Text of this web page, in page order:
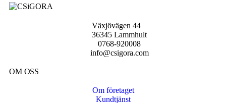
Växjövägen 44
36345 Lammhult
0768-920008
info@csigora.com
OM OSS
Om företaget
Kundtjänst